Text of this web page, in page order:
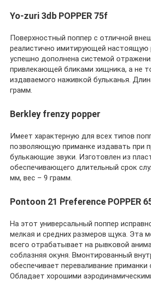
Yo-zuri 3db POPPER 75f
Поверхностный поппер с отличной
реалистично имитирующей настоящую
успешно дополнена системой
привлекающей бликами хищника, а не
издаваемого наживкой бульканья.
грамм.
Berkley frenzy popper
Имеет характерную для всех типов
позволяющую приманке издавать при
булькающие звуки. Изготовлен из
обеспечивающего длительный срок
мм, вес – 9 грамм.
Pontoon 21 Preference POPPER
На этот универсальный поппер
мелкая и средних размеров щука. Эта
всего отрабатывает на рывковой
соблазняя окуня. Вмонтированный
обеспечивает переваливание приманки
Обладает хорошими